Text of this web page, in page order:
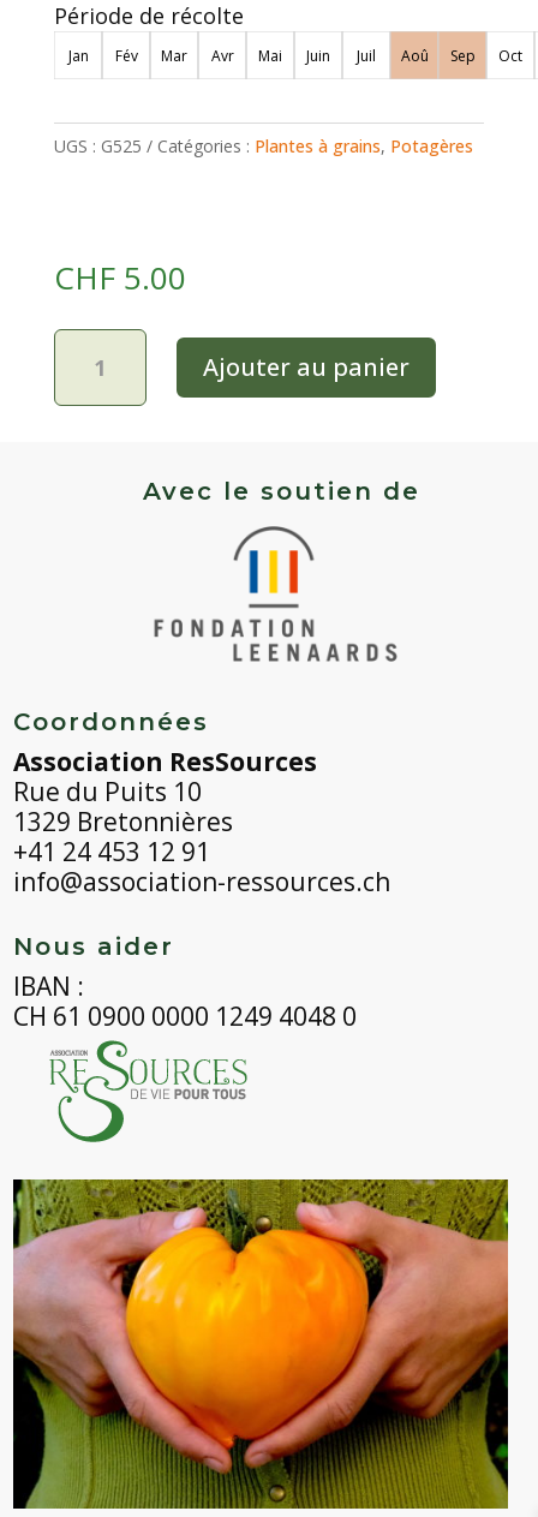
Période de récolte
Jan Fév Mar Avr Mai Juin Juil Aoû Sep Oct
UGS : G525 Catégories : Plantes à grains, Potagères
CHF5.00
quantité
Maïs
Ajouter au panier
Avec le soutien de
Coordonnées
Association ResSources
Rue du Puits 10
1329 Bretonnières
+41 24 453 12 91
info@association-ressources.ch
Nous aider
IBAN :
CH 61 0900 0000 1249 4048 0